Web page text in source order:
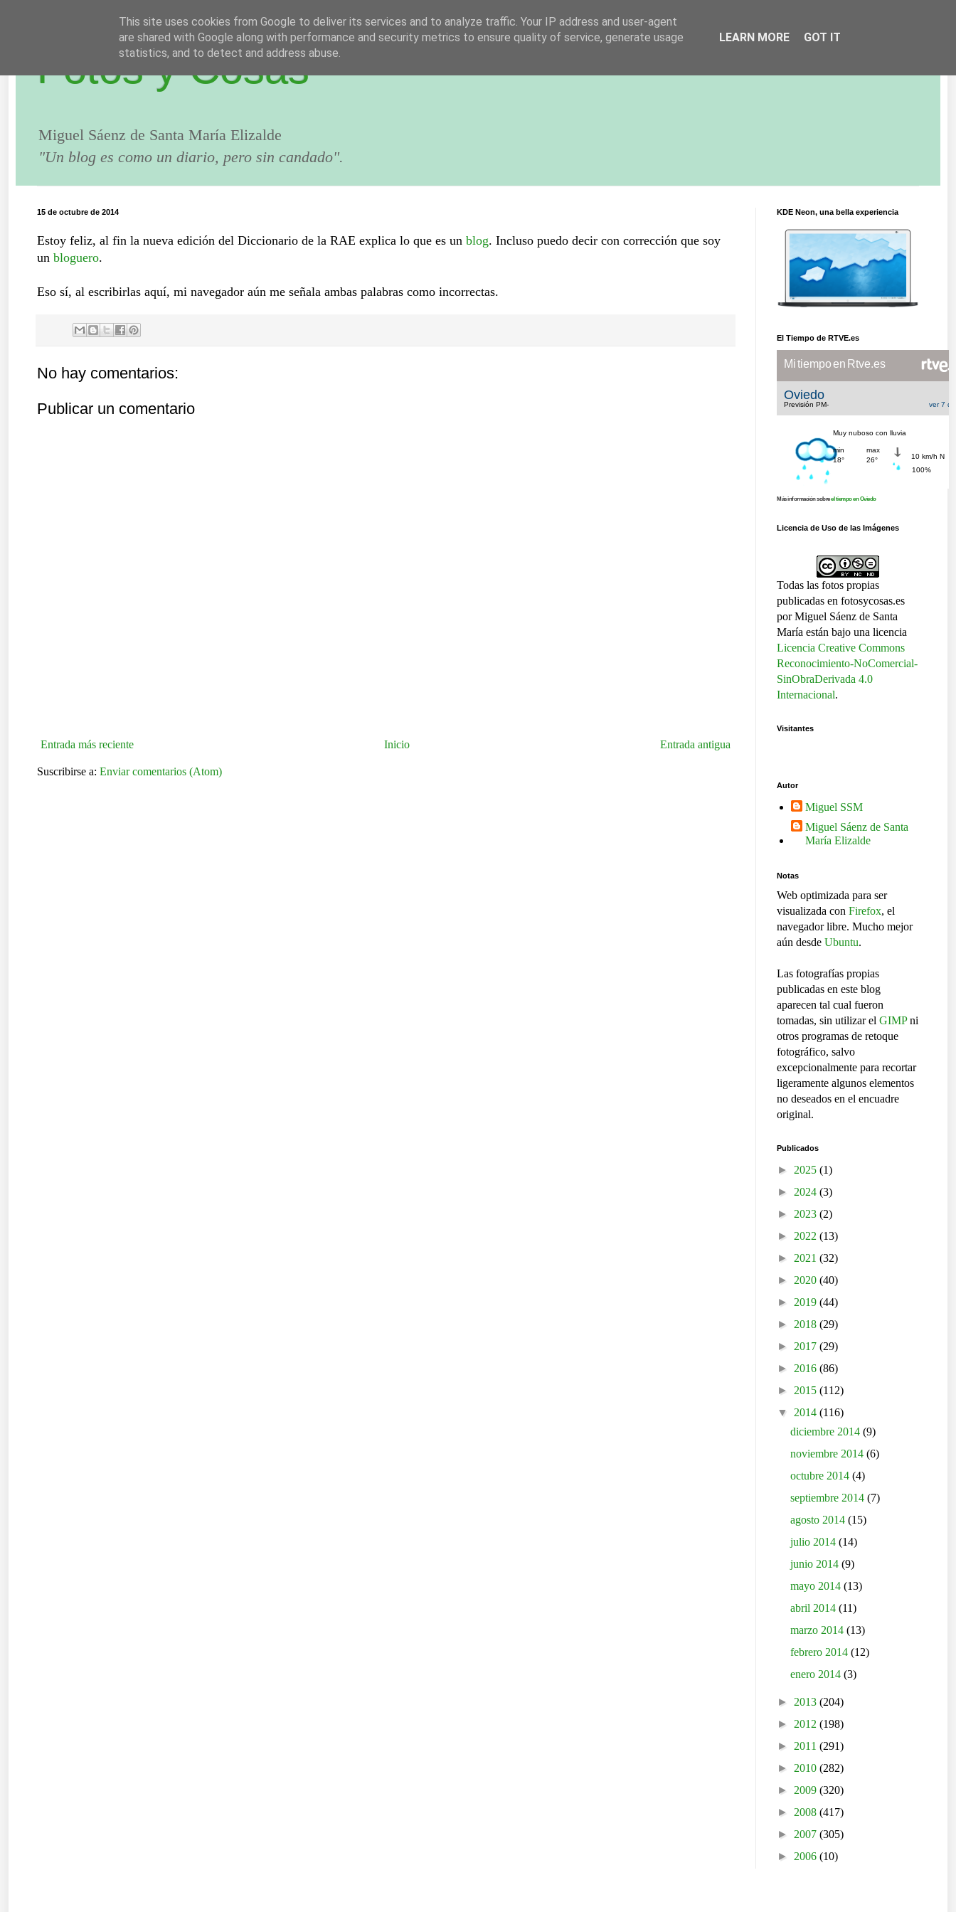
Fotos y Cosas
Miguel Sáenz de Santa María Elizalde
"Un blog es como un diario, pero sin candado".
15 de octubre de 2014
Estoy feliz, al fin la nueva edición del Diccionario de la RAE explica lo que es un blog. Incluso puedo decir con corrección que soy
un bloguero.
Eso sí, al escribirlas aquí, mi navegador aún me señala ambas palabras como incorrectas.
No hay comentarios:
Publicar un comentario
Entrada más reciente Entrada antigua
Inicio
Suscribirse a: Enviar comentarios (Atom)
KDE Neon, una bella experiencia
El Tiempo de RTVE.es
Más información sobreel tiempo en Oviedo
Licencia de Uso de las Imágenes
Todas las fotos propias
publicadas en fotosycosas.es
por Miguel Sáenz de Santa
María están bajo una licencia
Licencia Creative Commons
Reconocimiento-NoComercial-
SinObraDerivada 4.0
Internacional.
Visitantes
Autor
Miguel SSM
Miguel Sáenz de Santa
María Elizalde
Notas
Web optimizada para ser
visualizada con Firefox, el
navegador libre. Mucho mejor
aún desde Ubuntu.
Las fotografías propias
publicadas en este blog
aparecen tal cual fueron
tomadas, sin utilizar el GIMPni
otros programas de retoque
fotográfico, salvo
excepcionalmente para recortar
ligeramente algunos elementos
no deseados en el encuadre
original.
Publicados
► 2025 (1)
► 2024 (3)
► 2023 (2)
► 2022 (13)
► 2021 (32)
► 2020 (40)
► 2019 (44)
► 2018 (29)
► 2017 (29)
► 2016 (86)
► 2015 (112)
▼ 2014 (116)
diciembre 2014(9)
noviembre 2014(6)
octubre 2014(4)
septiembre 2014(7)
agosto 2014(15)
julio 2014(14)
junio 2014(9)
mayo 2014(13)
abril 2014(11)
marzo 2014(13)
febrero 2014(12)
enero 2014(3)
► 2013 (204)
► 2012 (198)
► 2011 (291)
► 2010 (282)
► 2009 (320)
► 2008 (417)
► 2007 (305)
► 2006 (10)
This site uses cookies from Google to deliver its services and to analyze traffic. Your IP address and user-agent
are shared with Google along with performance and security metrics to ensure quality of service, generate usage
statistics, and to detect and address abuse.
LEARN MORE GOT IT